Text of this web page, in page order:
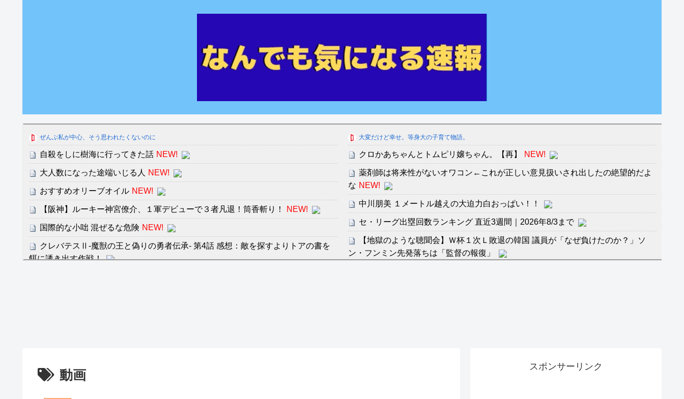
ぜんぶ私が中心、そう思われたくないのに
自殺をしに樹海に行ってきた話 NEW!
大人数になった途端いじる人 NEW!
おすすめオリーブオイル NEW!
【阪神】ルーキー神宮僚介、１軍デビューで３者凡退！筒香斬り！ NEW!
国際的な小咄 混ぜるな危険 NEW!
クレバテスⅡ-魔獣の王と偽りの勇者伝承- 第4話 感想：敵を探すよりトアの書を
餌に誘き出す作戦！
大変だけど幸せ。等身大の子育て物語。
クロかあちゃんとトムピリ嬢ちゃん。【再】 NEW!
薬剤師は将来性がないオワコン←これが正しい意見扱いされ出したの絶望的だよ
な NEW!
中川朋美 １メートル越えの大迫力白おっぱい！！
セ・リーグ出塁回数ランキング 直近3週間｜2026年8/3まで
【地獄のような聴聞会】Ｗ杯１次Ｌ敗退の韓国 議員が「なぜ負けたのか？」ソ
ン・フンミン先発落ちは「監督の報復」
動画
スポンサーリンク